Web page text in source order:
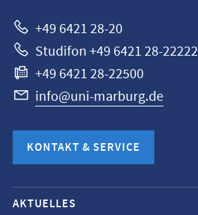
+49 6421 28-20
Studifon +49 6421 28-22222
+49 6421 28-22500
info@uni-marburg.de
KONTAKT & SERVICE
Mobile-
AKTUELLES